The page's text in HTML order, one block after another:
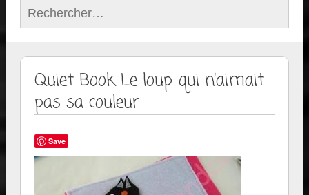
Rechercher :
Quiet Book Le loup qui n’aimait
pas sa couleur
Save